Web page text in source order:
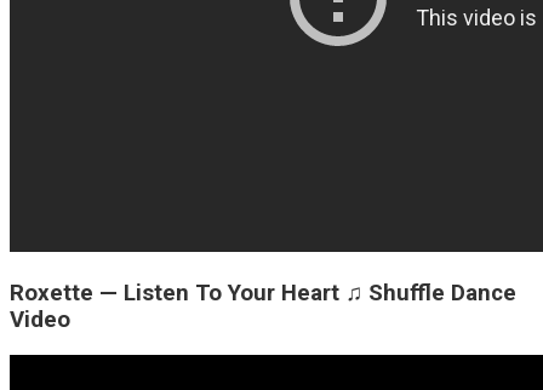
Roxette — Listen To Your Heart ♫ Shuffle Dance
Video